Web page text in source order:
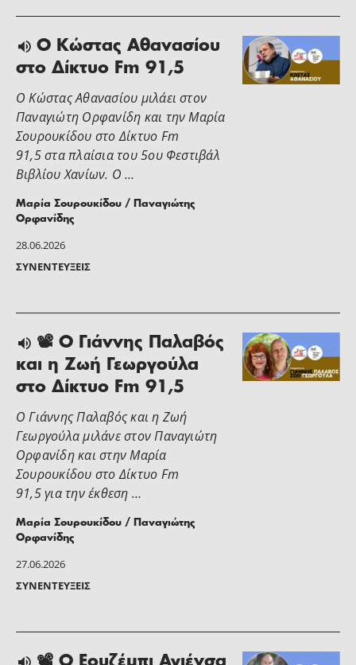
28.06.2026
ΣΥΝΕΝΤΕΎΞΕΙΣ
Ο Κώστας Αθανασίου
στο Δίκτυο Fm 91,5
Ο Κώστας Αθανασίου μιλάει στον
Παναγιώτη Ορφανίδη και την Μαρία
Σουρουκίδου στο Δίκτυο Fm
91,5 στα πλαίσια του 5ου Φεστιβάλ
Βιβλίου Χανίων. Ο …
Μαρία Σουρουκίδου / Παναγιώτης
Ορφανίδης
27.06.2026
ΣΥΝΕΝΤΕΎΞΕΙΣ
📽 Ο Γιάννης Παλαβός
και η Ζωή Γεωργούλα
στο Δίκτυο Fm 91,5
Ο Γιάννης Παλαβός και η Ζωή
Γεωργούλα μιλάνε στον Παναγιώτη
Ορφανίδη και στην Μαρία
Σουρουκίδου στο Δίκτυο Fm
91,5 για την έκθεση …
Μαρία Σουρουκίδου / Παναγιώτης
Ορφανίδης